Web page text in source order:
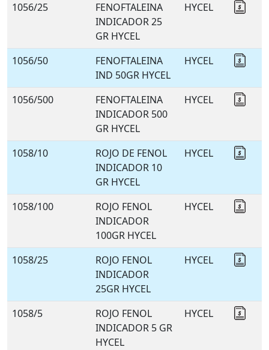
1056/25
FENOFTALEINA
INDICADOR 25
GR HYCEL
HYCEL
1056/50
FENOFTALEINA
IND 50GR HYCEL
HYCEL
1056/500
FENOFTALEINA
INDICADOR 500
GR HYCEL
HYCEL
1058/10
ROJO DE FENOL
INDICADOR 10
GR HYCEL
HYCEL
1058/100
ROJO FENOL
INDICADOR
100GR HYCEL
HYCEL
1058/25
ROJO FENOL
INDICADOR
25GR HYCEL
HYCEL
1058/5
ROJO FENOL
INDICADOR 5 GR
HYCEL
HYCEL